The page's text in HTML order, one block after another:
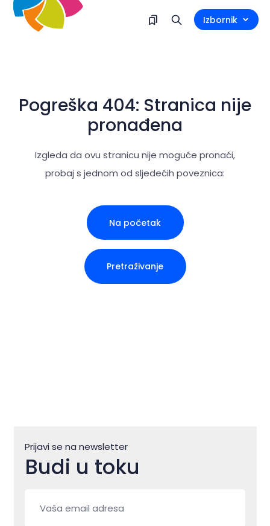
Izbornik
Pogreška 404: Stranica nije
pronađena
Izgleda da ovu stranicu nije moguće pronaći,
probaj s jednom od sljedećih poveznica:
Na početak
Pretraživanje
Prijavi se na newsletter
Budi u toku